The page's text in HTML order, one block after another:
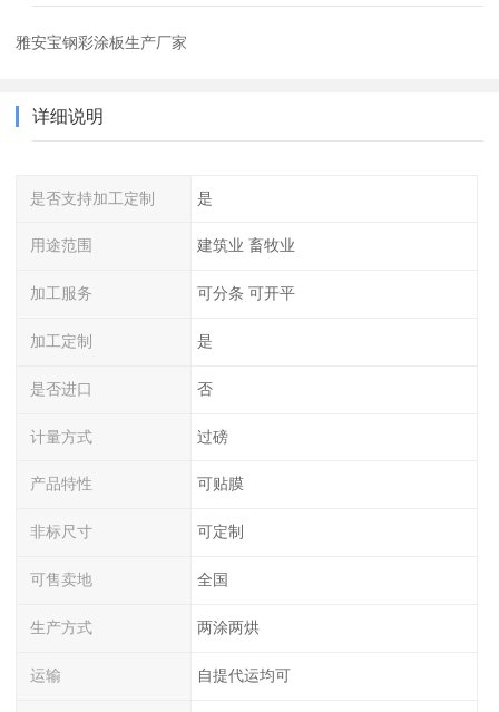
雅安宝钢彩涂板生产厂家
详细说明
是否支持加工定制 是
用途范围 建筑业 畜牧业
加工服务 可分条 可开平
加工定制 是
是否进口 否
计量方式 过磅
产品特性 可贴膜
非标尺寸 可定制
可售卖地 全国
生产方式 两涂两烘
运输 自提代运均可